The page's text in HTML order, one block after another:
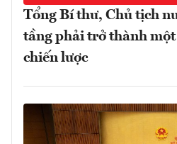
Tổng Bí thư, Chủ tịch
tầng phải trở thành
chiến lược